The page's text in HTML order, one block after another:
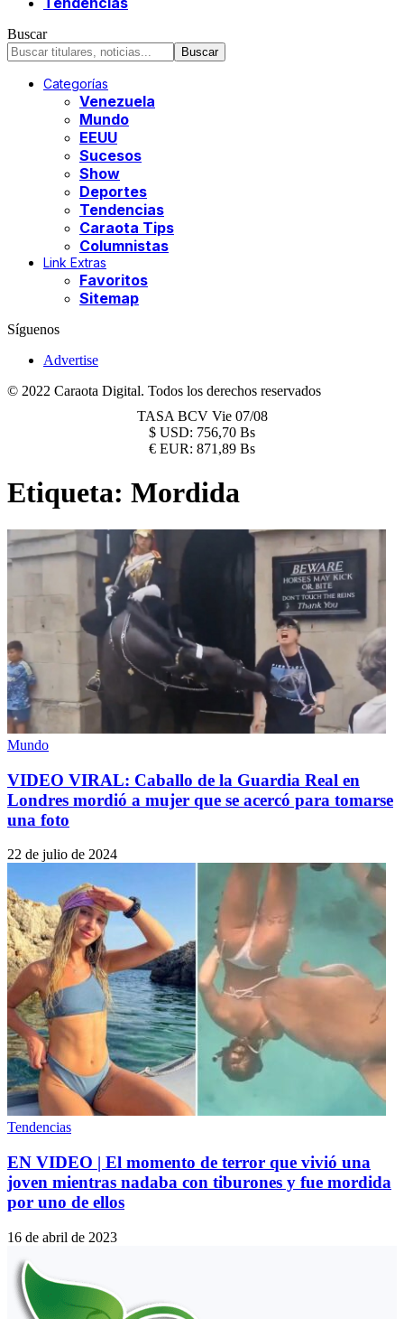
Buscar
Categorías
Venezuela
Mundo
EEUU
Sucesos
Show
Deportes
Tendencias
Caraota Tips
Columnistas
Link Extras
Favoritos
Sitemap
Síguenos
Advertise
© 2022 Caraota Digital. Todos los derechos reservados
TASA BCV Vie 07/08
$ USD: 756,70 Bs
€ EUR: 871,89 Bs
Etiqueta: Mordida
Mundo
VIDEO VIRAL: Caballo de la Guardia Real en
Londres mordió a mujer que se acercó para tomarse
una foto
22 de julio de 2024
Tendencias
EN VIDEO | El momento de terror que vivió una
joven mientras nadaba con tiburones y fue mordida
por uno de ellos
16 de abril de 2023